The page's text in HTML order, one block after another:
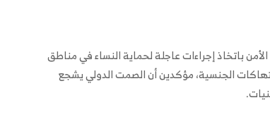
باتخاذ إجراءات عاجلة لحماية النساء في مناطق
الجنسية، مؤكدين أن الصمت الدولي يشجع